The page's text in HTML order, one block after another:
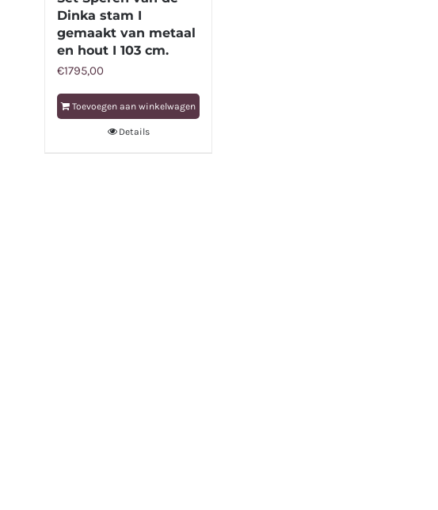
Dinka stam I
gemaakt van metaal
en hout I 103 cm.
€1795,00
Toevoegen aan winkelwagen
Details